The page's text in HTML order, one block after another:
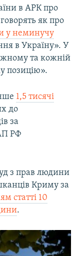
в АРК про
як про
у неминучу
в Україну». У
та кожній
позицію».
1,5 тисячі
до
за
РФ
з прав людини
Криму за
статті 10
.